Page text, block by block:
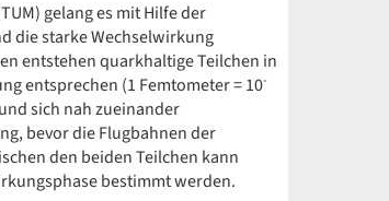
gelang es mit Hilfe der
die starke Wechselwirkung
entstehen quarkhaltige Teilchen in
entsprechen (1 Femtometer = 10-
sich nah zueinander
bevor die Flugbahnen der
den beiden Teilchen kann
bestimmt werden.